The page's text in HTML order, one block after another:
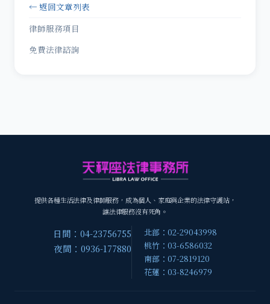
← 返回文章列表
律師服務項目
免費法律諮詢
提供各種生活法律及律師服務，成為個人、家庭與企業的法律守護站，
讓法律服務沒有死角。
日間：04-23756755
夜間：0936-177880
北部：02-29043998
桃竹：03-6586032
南部：07-2819120
花蓮：03-8246979